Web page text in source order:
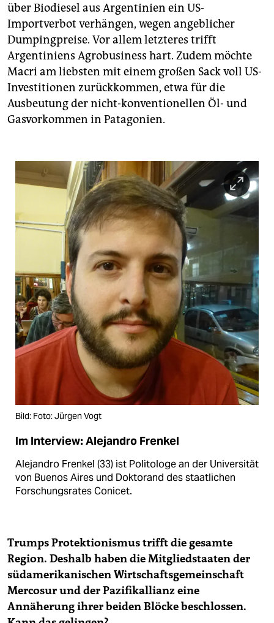
über Biodiesel aus Argentinien ein US-
Importverbot verhängen, wegen angeblicher
Dumpingpreise. Vor allem letzteres trifft
Argentiniens Agrobusiness hart. Zudem möchte
Macri am liebsten mit einem großen Sack voll US-
Investitionen zurückkommen, etwa für die
Ausbeutung der nicht-konventionellen Öl- und
Gasvorkommen in Patagonien.
Bild: Foto: Jürgen Vogt
Im Interview: Alejandro Frenkel
Alejandro Frenkel (33) ist Politologe an der Universität
von Buenos Aires und Doktorand des staatlichen
Forschungsrates Conicet.
Trumps Protektionismus trifft die gesamte
Region. Deshalb haben die Mitgliedstaaten der
südamerikanischen Wirtschaftsgemeinschaft
Mercosur und der Pazifikallianz eine
Annäherung ihrer beiden Blöcke beschlossen.